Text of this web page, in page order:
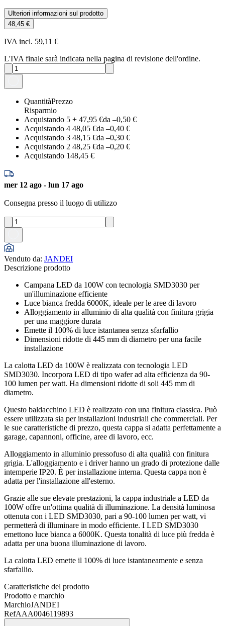
Ulteriori informazioni sul prodotto
48,45 €
IVA incl. 59,11 €
L'IVA finale sarà indicata nella pagina di revisione dell'ordine.
QuantitàPrezzo
Risparmio
Acquistando 5 + 47,95 €da –0,50 €
Acquistando 4 48,05 €da –0,40 €
Acquistando 3 48,15 €da –0,30 €
Acquistando 2 48,25 €da –0,20 €
Acquistando 148,45 €
mer 12 ago - lun 17 ago
Consegna presso il luogo di utilizzo
Venduto da: JANDEI
Descrizione prodotto
Campana LED da 100W con tecnologia SMD3030 per
un'illuminazione efficiente
Luce bianca fredda 6000K, ideale per le aree di lavoro
Alloggiamento in alluminio di alta qualità con finitura grigia
per una maggiore durata
Emette il 100% di luce istantanea senza sfarfallio
Dimensioni ridotte di 445 mm di diametro per una facile
installazione
La calotta LED da 100W è realizzata con tecnologia LED
SMD3030. Incorpora LED di tipo wafer ad alta efficienza da 90-
100 lumen per watt. Ha dimensioni ridotte di soli 445 mm di
diametro.
Questo baldacchino LED è realizzato con una finitura classica. Può
essere utilizzata sia per installazioni industriali che commerciali. Per
le sue caratteristiche di prezzo, questa cappa si adatta perfettamente a
garage, capannoni, officine, aree di lavoro, ecc.
Alloggiamento in alluminio pressofuso di alta qualità con finitura
grigia. L'alloggiamento e i driver hanno un grado di protezione dalle
intemperie IP20. È per installazione interna. Questa cappa non è
adatta per l'installazione all'esterno.
Grazie alle sue elevate prestazioni, la cappa industriale a LED da
100W offre un'ottima qualità di illuminazione. La densità luminosa
ottenuta con i LED SMD3030, pari a 90-100 lumen per watt, vi
permetterà di illuminare in modo efficiente. I LED SMD3030
emettono luce bianca a 6000K. Questa tonalità di luce più fredda è
adatta per una buona illuminazione di lavoro.
La calotta LED emette il 100% di luce istantaneamente e senza
sfarfallio.
Caratteristiche del prodotto
Prodotto e marchio
MarchioJANDEI
RefAAA0046119893